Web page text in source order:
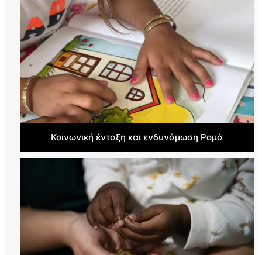
Κοινωνική ένταξη και ενδυνάμωση Ρομά